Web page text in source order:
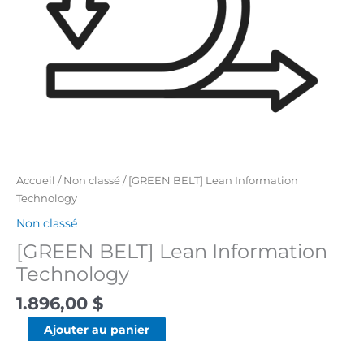
Accueil / Non classé / [GREEN BELT] Lean Information
Technology
Non classé
[GREEN BELT] Lean Information
Technology
1.896,00 $
Ajouter au panier